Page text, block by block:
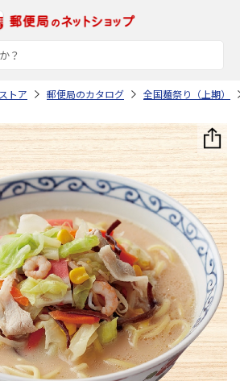
トア 郵便局のカタログ 全国麺祭り（上期）